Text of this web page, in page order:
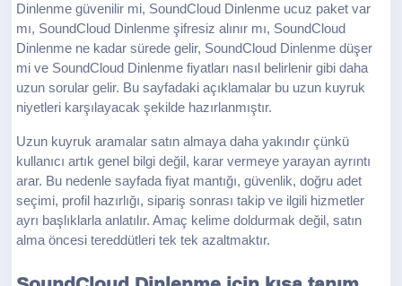
Dinlenme güvenilir mi, SoundCloud Dinlenme ucuz paket var
mı, SoundCloud Dinlenme şifresiz alınır mı, SoundCloud
Dinlenme ne kadar sürede gelir, SoundCloud Dinlenme düşer
mi ve SoundCloud Dinlenme fiyatları nasıl belirlenir gibi daha
uzun sorular gelir. Bu sayfadaki açıklamalar bu uzun kuyruk
niyetleri karşılayacak şekilde hazırlanmıştır.
Uzun kuyruk aramalar satın almaya daha yakındır çünkü
kullanıcı artık genel bilgi değil, karar vermeye yarayan ayrıntı
arar. Bu nedenle sayfada fiyat mantığı, güvenlik, doğru adet
seçimi, profil hazırlığı, sipariş sonrası takip ve ilgili hizmetler
ayrı başlıklarla anlatılır. Amaç kelime doldurmak değil, satın
alma öncesi tereddütleri tek tek azaltmaktır.